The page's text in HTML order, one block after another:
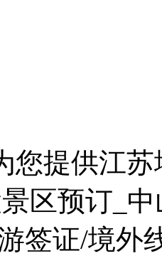
您提供江
区预订_
签证/境外